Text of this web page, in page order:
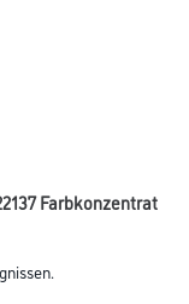
Farbkonzentrat